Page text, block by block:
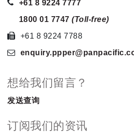
+61 8 9224 7777
1800 01 7747 (Toll-free)
+61 8 9224 7788
enquiry.ppper@panpacific
想给我们留言？
发送查询
订阅我们的资讯